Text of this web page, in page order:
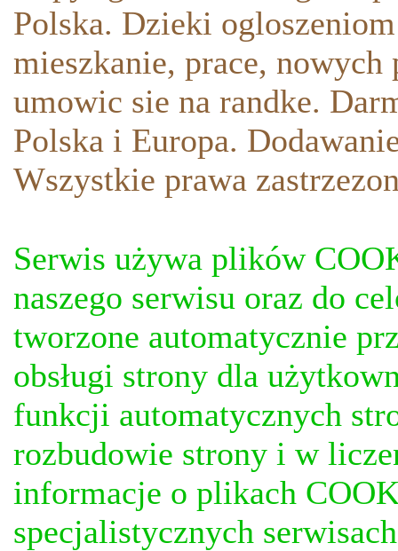
Polska. Dzieki
mieszkanie, prace,
umowic sie na randke.
Polska i Europa.
Wszystkie prawa
Serwis używa plików
naszego serwisu oraz do
tworzone automatycznie
obsługi strony dla
funkcji automatycznych
rozbudowie strony i w
informacje o plikach
specjalistycznych